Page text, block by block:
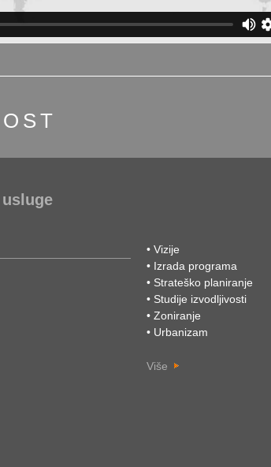
• Vizije
• Izrada programa
• Strateško planiranje
• Studije izvodljivosti
• Zoniranje
• Urbanizam
Više